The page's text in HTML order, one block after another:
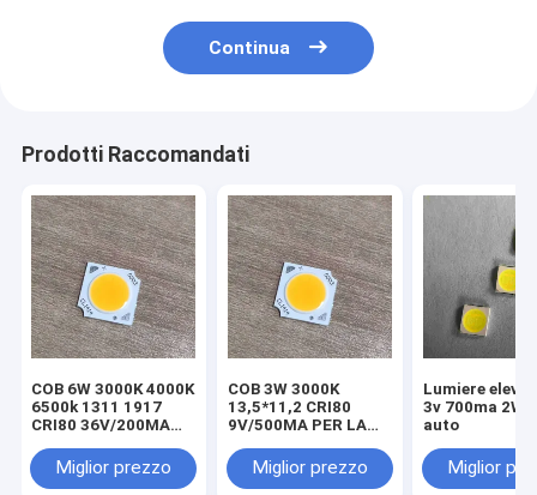
Continua
Prodotti Raccomandati
COB 6W 3000K 4000K
6500k 1311 1917
CRI80 36V/200MA
Miglior prezzo
COB 3W 3000K
13,5*11,2 CRI80
9V/500MA PER LA
Miglior prezzo
Lumiere
3v 700ma 2W
auto
Miglior